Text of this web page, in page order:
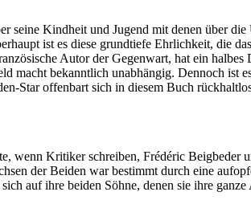
seine Kindheit und Jugend mit denen über
ist es diese grundtiefe Ehrlichkeit, die
Autor der Gegenwart, hat ein
macht bekanntlich unabhängig. Dennoch
Star offenbart sich in diesem Buch
wenn Kritiker schreiben, Frédéric Beigbeder
der Beiden war bestimmt durch eine
auf ihre beiden Söhne, denen sie ihre